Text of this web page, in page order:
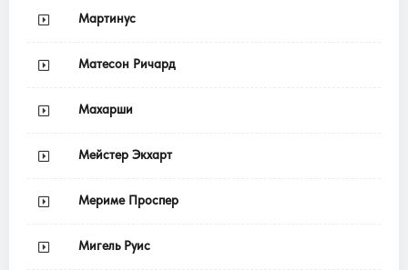
Мартинус
Матесон Ричард
Махарши
Мейстер Экхарт
Мериме Проспер
Мигель Руис